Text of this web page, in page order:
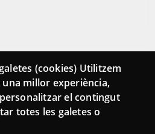
(cookies) Utilitzem
millor experiència,
el contingut
totes les galetes o